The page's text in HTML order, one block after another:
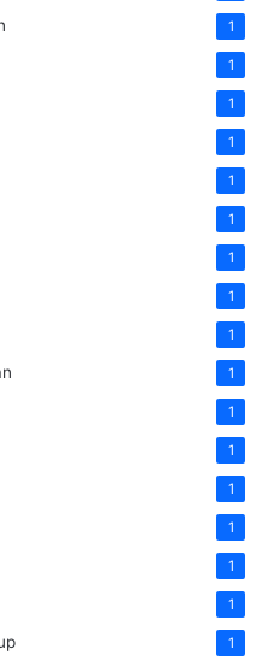
1
1
1
1
1
1
1
1
1
1
1
1
1
1
1
1
1